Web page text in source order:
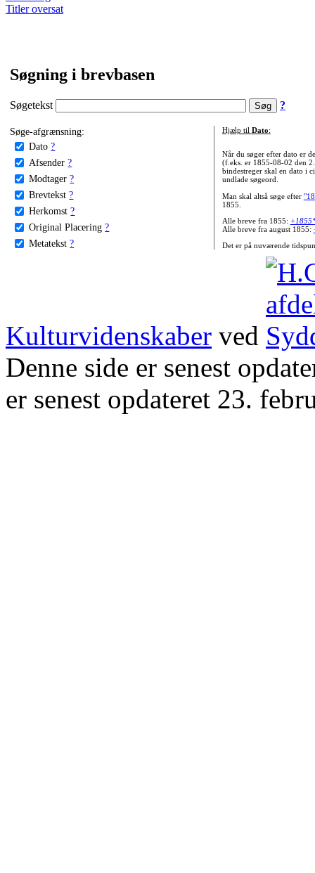
Titler oversat
Søgning i brevbasen
Søgetekst ?
Søge-afgrænsning:
Dato ?
Afsender ?
Modtager ?
Brevtekst ?
Herkomst ?
Original Placering ?
Metatekst ?
Hjælp til Dato:
Når du søger efter dato er
(f.eks. er 1855-08-02 den
bindestreger skal en dato i
undlade søgeord.
Man skal altså søge efter
1855.
Alle breve fra 1855:
Alle breve fra august 1855:
Det er på nuværende
Kulturvidenskaber ved
Denne side er senest
er senest opdateret 23.